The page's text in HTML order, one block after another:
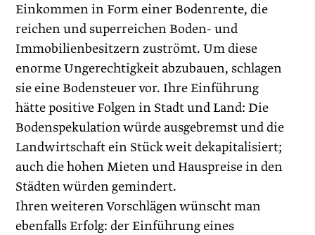
Einkommen in Form einer Bodenrente, die
reichen und superreichen Boden- und
Immobilien­besitzern zuströmt. Um diese
enorme Ungerechtigkeit abzubauen, schlagen
sie eine Bodensteuer vor. Ihre Einführung
hätte positive Folgen in Stadt und Land: Die
Bodenspekulation würde ausgebremst und die
Landwirtschaft ein Stück weit dekapitalisiert;
auch die hohen Mieten und Hauspreise in den
Städten würden gemindert.
Ihren weiteren Vorschlägen wünscht man
ebenfalls Erfolg: der Einführung eines